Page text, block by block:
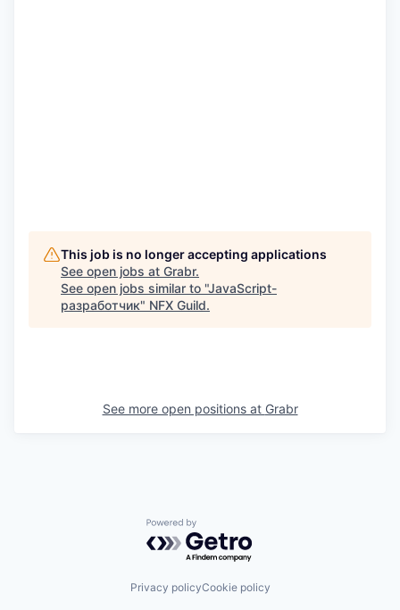
This job is no longer accepting applications
See open jobs at Grabr.
See open jobs similar to "JavaScript-
разработчик" NFX Guild.
See more open positions at Grabr
Powered by Getro.com
Privacy policyCookie policy